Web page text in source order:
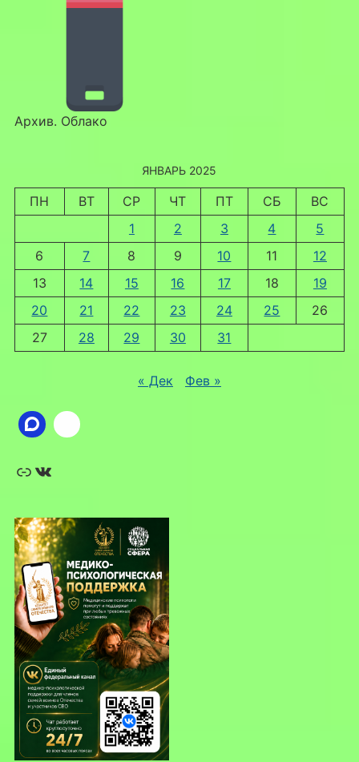
Архив. Облако
ЯНВАРЬ 2025
ПН ВТ СР ЧТ ПТ СБ
ВС
1
2 3 4
5
6
7 8 9 10 11
12
13
14 15 16 17 18
19
20
21 22 23 24 25
26
27
28 29 30 31
« Дек Фев »
Ссылка